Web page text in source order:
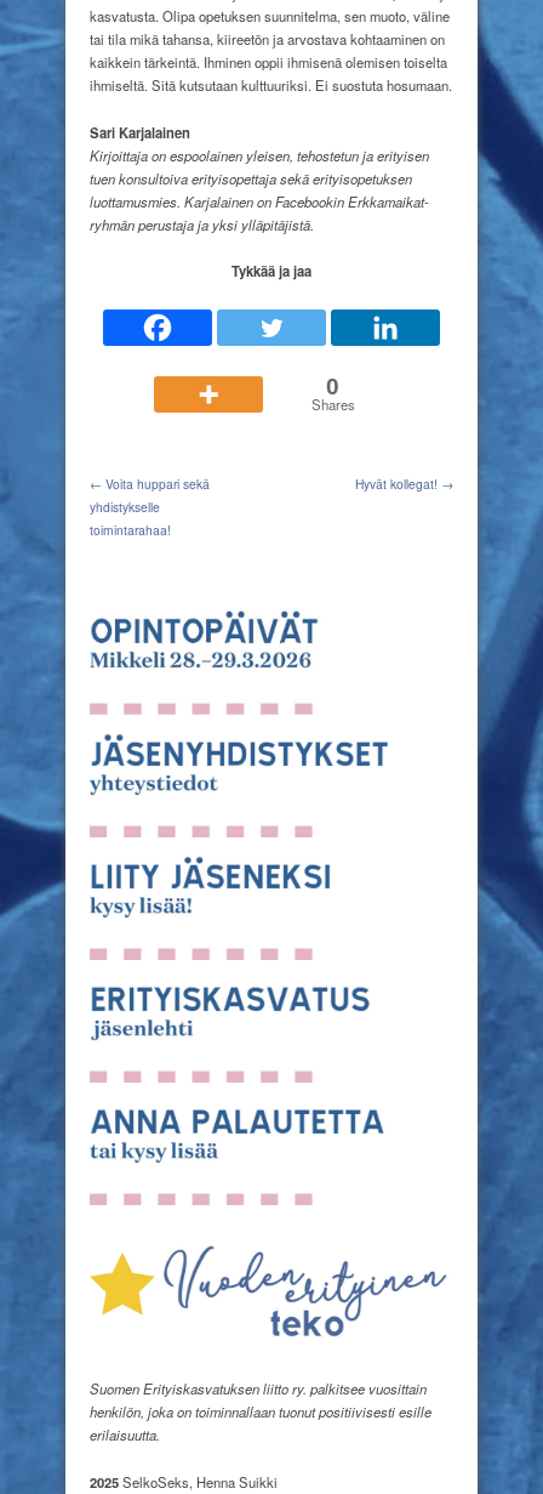
kasvatusta. Olipa opetuksen suunnitelma, sen muoto, väline
tai tila mikä tahansa, kiireetön ja arvostava kohtaaminen on
kaikkein tärkeintä. Ihminen oppii ihmisenä olemisen toiselta
ihmiseltä. Sitä kutsutaan kulttuuriksi. Ei suostuta hosumaan.
Sari Karjalainen
Kirjoittaja on espoolainen yleisen, tehostetun ja erityisen
tuen konsultoiva erityisopettaja sekä erityisopetuksen
luottamusmies. Karjalainen on Facebookin Erkkamaikat-
ryhmän perustaja ja yksi ylläpitäjistä.
Tykkää ja jaa
0
Shares
← Voita huppari sekä
yhdistykselle
toimintarahaa!
Hyvät kollegat! →
Suomen Erityiskasvatuksen liitto ry. palkitsee vuosittain
henkilön, joka on toiminnallaan tuonut positiivisesti esille
erilaisuutta.
2025SelkoSeks, Henna Suikki